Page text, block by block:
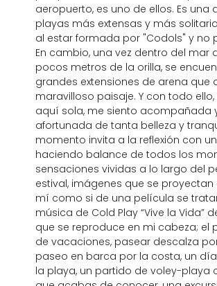
aeropuerto, es uno de ellos. Es una
playas más extensas y más
al estar formada por "Codols" y no
En cambio, una vez dentro del mar
pocos metros de la orilla, se
grandes extensiones de arena que
maravilloso paisaje. Y con todo
aquí sola, me siento acompañada
afortunada de tanta belleza y
momento invita a la reflexión con
haciendo balance de todos los
sensaciones vividas a lo largo del
estival, imágenes que se
mí como si de una película se
música de Cold Play “Vive la Vida”
que se reproduce en mi cabeza; el
de vacaciones, pasear descalza
paseo en barca por la costa, un
la playa, un partido de voley-playa